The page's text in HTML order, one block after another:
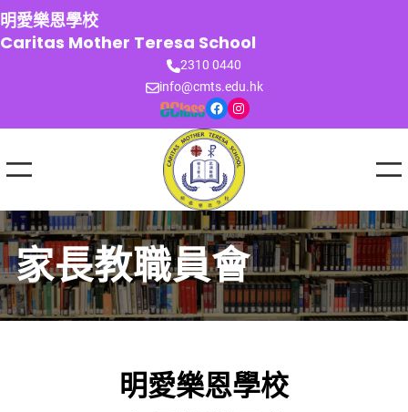
跳
至
主
明愛樂恩學校
Caritas Mother Teresa School
2310 0440
info@cmts.edu.hk
Facebook Instagram
家長教職員會
明愛樂恩學校